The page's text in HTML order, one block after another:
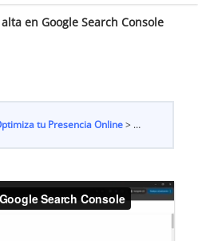
en Google Search Console
tu Presencia Online Cómo darse